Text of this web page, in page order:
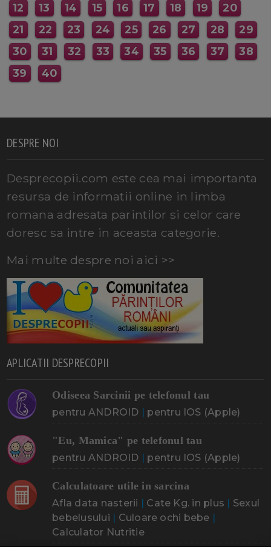
12
13 14 15 16 17 18 19
20
21
22 23 24 25 26 27 28
29
30
31 32 33 34 35 36 37
38
39
40
DESPRE NOI
Desprecopii.com este cea mai importanta
resursa de informatii online in limba
romana adresata parintilor si celor care
doresc sa intre in aceasta categorie.
Mai multe despre noi aici >>
APLICATII DESPRECOPII
Odiseea Sarcinii pe telefonul tau
pentru ANDROID | pentru IOS (Apple)
"Eu, Mamica" pe telefonul tau
pentru ANDROID | pentru IOS (Apple)
Calculatoare utile in sarcina
Afla data nasterii | Cate Kg. in plus | Sexul
bebelusului | Culoare ochi bebe |
Calculator Nutritie